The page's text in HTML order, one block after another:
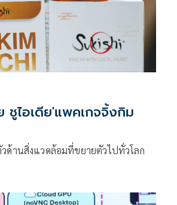
ชูไอเดีย'แพคเกจจิ้งกิม
ด้านสิ่งแวดล้อมที่ขยายตัวไปทั่วโลก